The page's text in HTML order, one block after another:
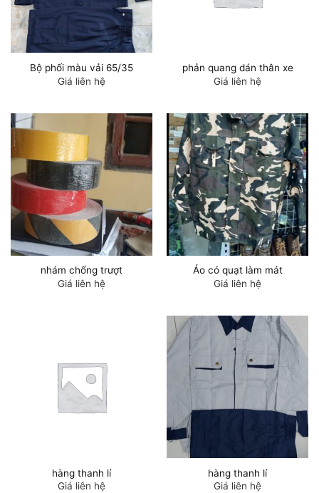
Bộ phối màu vải 65/35
Giá liên hệ
phản quang dán thân xe
Giá liên hệ
nhám chống trượt
Giá liên hệ
Áo có quạt làm mát
Giá liên hệ
hàng thanh lí
Giá liên hệ
hàng thanh lí
Giá liên hệ